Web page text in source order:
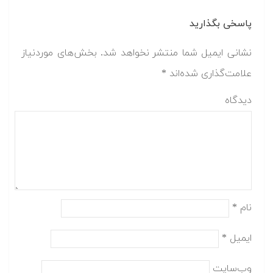
پاسخی بگذارید
نشانی ایمیل شما منتشر نخواهد شد. بخش‌های موردنیاز
علامت‌گذاری شده‌اند *
دیدگاه
نام *
ایمیل *
وب‌سایت